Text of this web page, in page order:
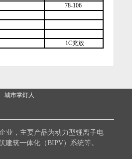
78-106
1C充放
城市掌灯人
业，主要产品为动力型锂离子电
筑一体化（BIPV）系统等。